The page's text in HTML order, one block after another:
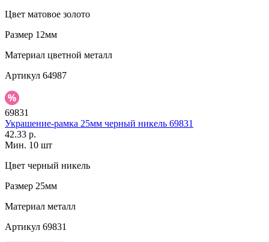
Цвет матовое золото
Размер 12мм
Материал цветной металл
Артикул 64987
69831
Украшение-рамка 25мм черный никель 69831
42.33 р.
Мин. 10 шт
Цвет черный никель
Размер 25мм
Материал металл
Артикул 69831